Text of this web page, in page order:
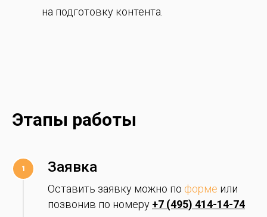
на подготовку контента.
Этапы работы
Заявка
Оставить заявку можно по форме или
позвонив по номеру +7 (495) 414-14-74